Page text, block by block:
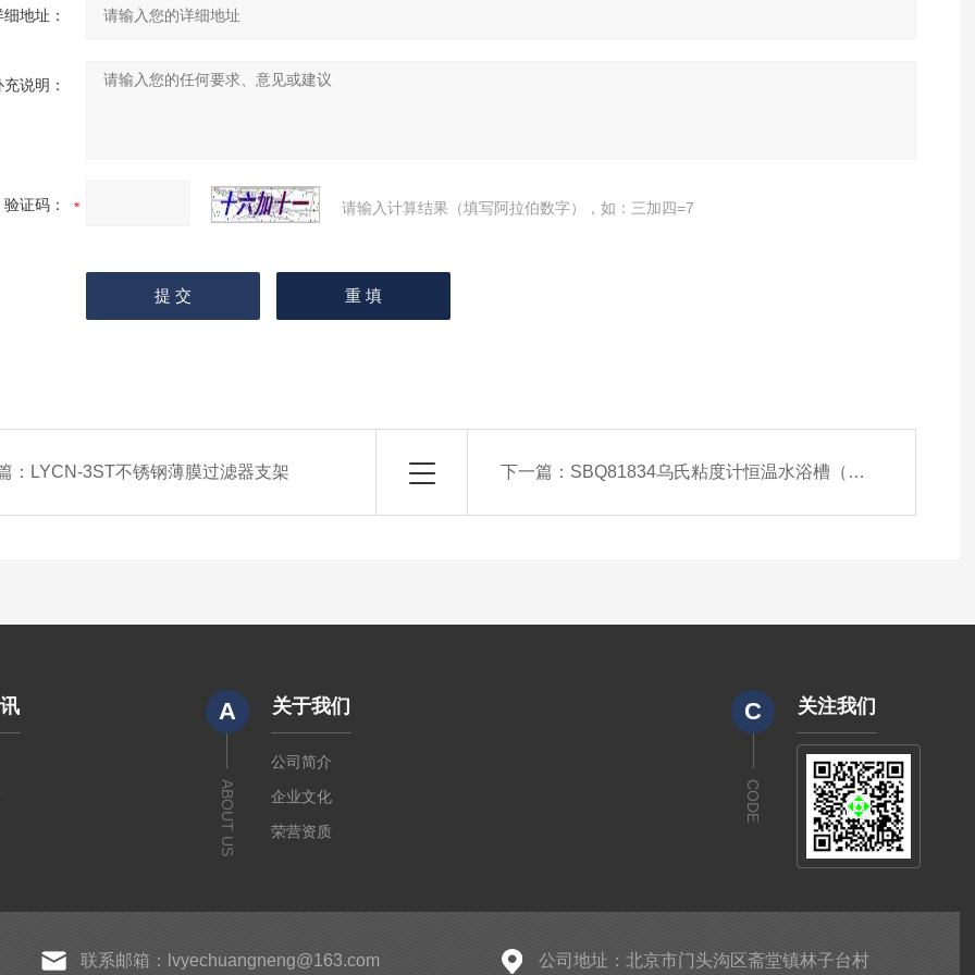
细地址：
充说明：
验证码： 请输入计算结果（填写阿拉伯数字），如：三加四=7
： LYCN-3ST不锈钢薄膜过滤器支架 下一篇： SBQ81834乌氏粘度计恒温水浴槽（高精度）
A
ABOUT US
关于我们
公司简介
企业文化
荣营资质
C
CODE
关注我们
联系邮箱：lvyechuangneng@163.com 公司地址：北京市门头沟区斋堂镇林子台村